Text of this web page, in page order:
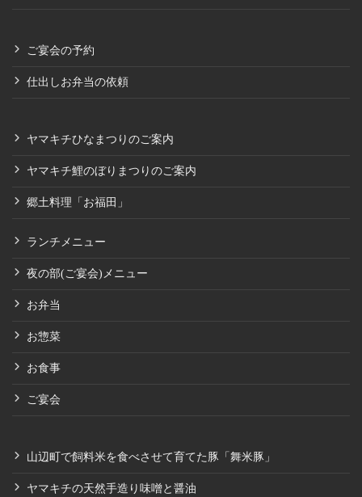
ご宴会の予約
仕出しお弁当の依頼
ヤマキチひなまつりのご案内
ヤマキチ鯉のぼりまつりのご案内
郷土料理「お福田」
ランチメニュー
夜の部(ご宴会)メニュー
お弁当
お惣菜
お食事
ご宴会
山辺町で飼料米を食べさせて育てた豚「舞米豚」
ヤマキチの天然手造り味噌と醤油